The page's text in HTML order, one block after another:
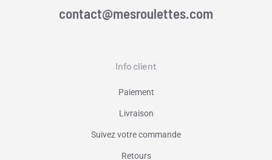
contact@mesroulettes.com
Info client
Paiement
Livraison
Suivez votre commande
Retours